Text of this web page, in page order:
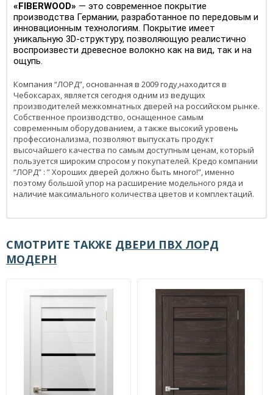
«FIBERWOOD» — это современное покрытие
производства Германии, разработанное по передовым и
инновационным технологиям. Покрытие имеет
уникальную 3D-структуру, позволяющую реалистично
воспроизвести древесное волокно как на вид, так и на
ощупь.
Компания “ЛОРД”, основанная в 2009 году,находится в
Чебоксарах, является сегодня одним из ведущих
производителей межкомнатных дверей на российском рынке.
Собственное производство, оснащенное самым
современным оборудованием, а также высокий уровень
профессионализма, позволяют выпускать продукт
высочайшего качества по самым доступным ценам, который
пользуется широким спросом у покупателей. Кредо компании
“ЛОРД” : ” Хороших дверей должно быть много!”, именно
поэтому большой упор на расширение модельного ряда и
наличие максимального количества цветов и комплектаций.
СМОТРИТЕ ТАКЖЕ ДВЕРИ ПВХ ЛОРД
МОДЕРН